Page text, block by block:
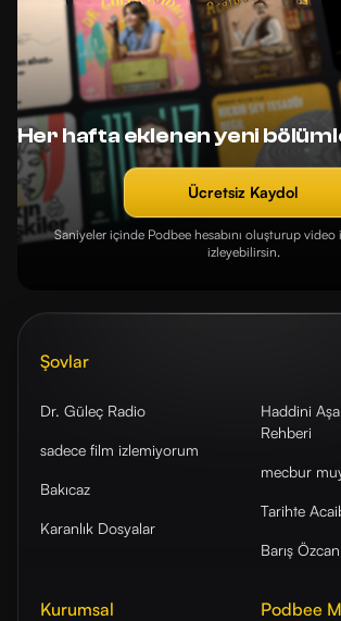
Her hafta eklenen yeni
Ücretsiz Kaydol
Saniyeler içinde Podbee hesabını oluşturup
izleyebilirsin.
Şovlar
Dr. Güleç Radio
sadece film izlemiyorum
Bakıcaz
Karanlık Dosyalar
Haddini
Rehberi
mecbur
Tarihte
Barış
Kurumsal Podbee